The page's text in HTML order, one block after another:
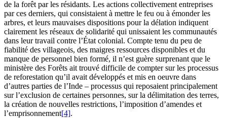
de la forêt par les résidants. Les actions collectivement entreprises
par ces derniers, qui consistaient à mettre le feu ou à émonder les
arbres, et leurs mauvaises dispositions pour la délation indiquent
clairement les réseaux de solidarité qui unissaient les communautés
dans leur travail contre l’État colonial. Compte tenu du peu de
fiabilité des villageois, des maigres ressources disponibles et du
manque de personnel bien formé, il n’est guère surprenant que le
ministère des Forêts ait trouvé difficile de compter sur les processus
de reforestation qu’il avait développés et mis en oeuvre dans
d’autres parties de l’Inde – processus qui reposaient principalement
sur l’exclusion de certaines personnes, sur la délimitation des terres,
la création de nouvelles restrictions, l’imposition d’amendes et
l’emprisonnement[4].